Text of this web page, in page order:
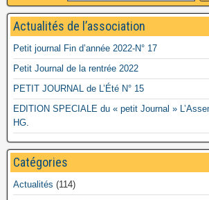
Actualités de l’association
Petit journal Fin d’année 2022-N° 17
Petit Journal de la rentrée 2022
PETIT JOURNAL de L’Été N° 15
EDITION SPECIALE du « petit Journal »
HG.
Catégories
Actualités (114)